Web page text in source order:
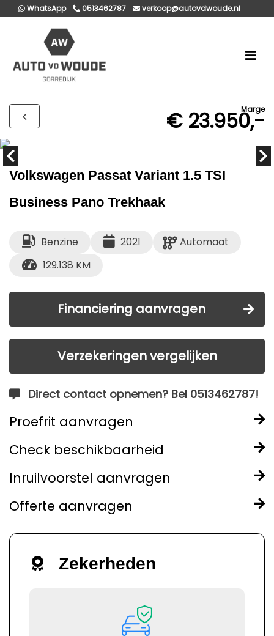
WhatsApp 0513462787 verkoop@autovdwoude.nl
Marge
€ 23.950,-
Volkswagen Passat Variant 1.5 TSI
Business Pano Trekhaak
Benzine 2021
Automaat
129.138 KM
Financiering aanvragen
Verzekeringen vergelijken
Direct contact opnemen? Bel 0513462787!
Proefrit aanvragen
Check beschikbaarheid
Inruilvoorstel aanvragen
Offerte aanvragen
Zekerheden